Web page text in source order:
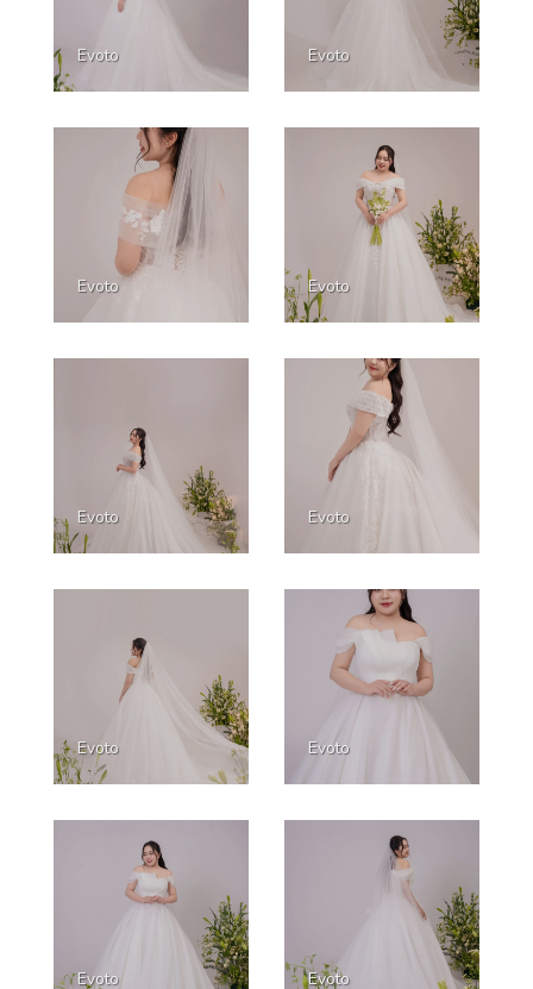
Evoto Evoto
Evoto Evoto
Evoto Evoto
Evoto Evoto
Evoto Evoto